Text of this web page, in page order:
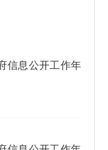
信息公开工作年